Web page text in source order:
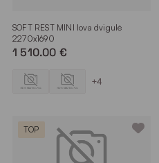
SOFT REST MINI lova dvigulė
2270x1690
1 510.00 €
+4
TOP